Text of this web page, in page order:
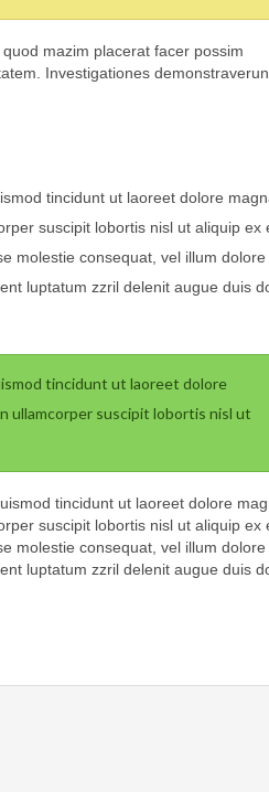
mazim placerat facer possim
Investigationes
tincidunt ut laoreet dolore
suscipit lobortis nisl ut aliquip ex
molestie consequat, vel illum dolore
luptatum zzril delenit augue duis
tincidunt ut laoreet dolore
ullamcorper suscipit lobortis nisl ut
tincidunt ut laoreet dolore
suscipit lobortis nisl ut aliquip ex
molestie consequat, vel illum dolore
luptatum zzril delenit augue duis